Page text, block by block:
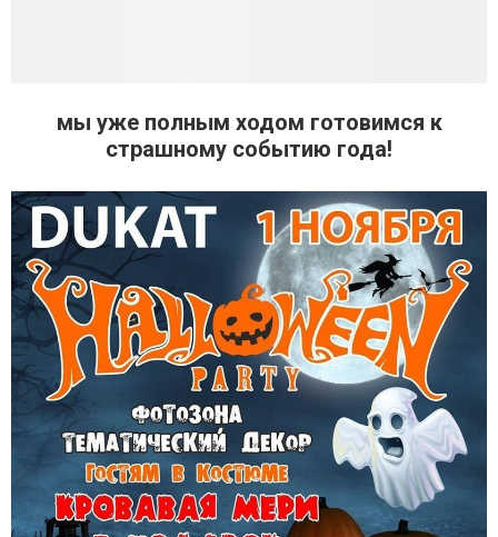
мы уже полным ходом готовимся к
страшному событию года!